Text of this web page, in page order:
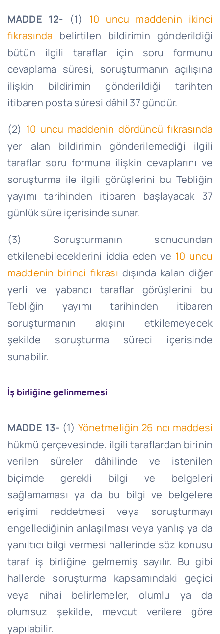
MADDE 12- (1) 10 uncu maddenin ikinci
fıkrasında belirtilen bildirimin gönderildiği
bütün ilgili taraflar için soru formunu
cevaplama süresi, soruşturmanın açılışına
ilişkin bildirimin gönderildiği tarihten
itibaren posta süresi dâhil 37 gündür.
(2) 10 uncu maddenin dördüncü fıkrasında
yer alan bildirimin gönderilemediği ilgili
taraflar soru formuna ilişkin cevaplarını ve
soruşturma ile ilgili görüşlerini bu Tebliğin
yayımı tarihinden itibaren başlayacak 37
günlük süre içerisinde sunar.
(3) Soruşturmanın sonucundan
etkilenebileceklerini iddia eden ve 10 uncu
maddenin birinci fıkrası dışında kalan diğer
yerli ve yabancı taraflar görüşlerini bu
Tebliğin yayımı tarihinden itibaren
soruşturmanın akışını etkilemeyecek
şekilde soruşturma süreci içerisinde
sunabilir.
İş birliğine gelinmemesi
MADDE 13- (1)Yönetmeliğin 26 ncı maddesi
hükmü çerçevesinde, ilgili taraflardan birinin
verilen süreler dâhilinde ve istenilen
biçimde gerekli bilgi ve belgeleri
sağlamaması ya da bu bilgi ve belgelere
erişimi reddetmesi veya soruşturmayı
engellediğinin anlaşılması veya yanlış ya da
yanıltıcı bilgi vermesi hallerinde söz konusu
taraf iş birliğine gelmemiş sayılır. Bu gibi
hallerde soruşturma kapsamındaki geçici
veya nihai belirlemeler, olumlu ya da
olumsuz şekilde, mevcut verilere göre
yapılabilir.